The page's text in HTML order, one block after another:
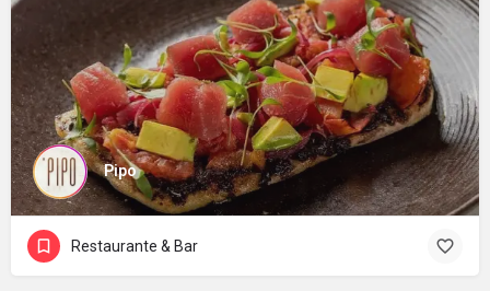
Pipo
Restaurante & Bar